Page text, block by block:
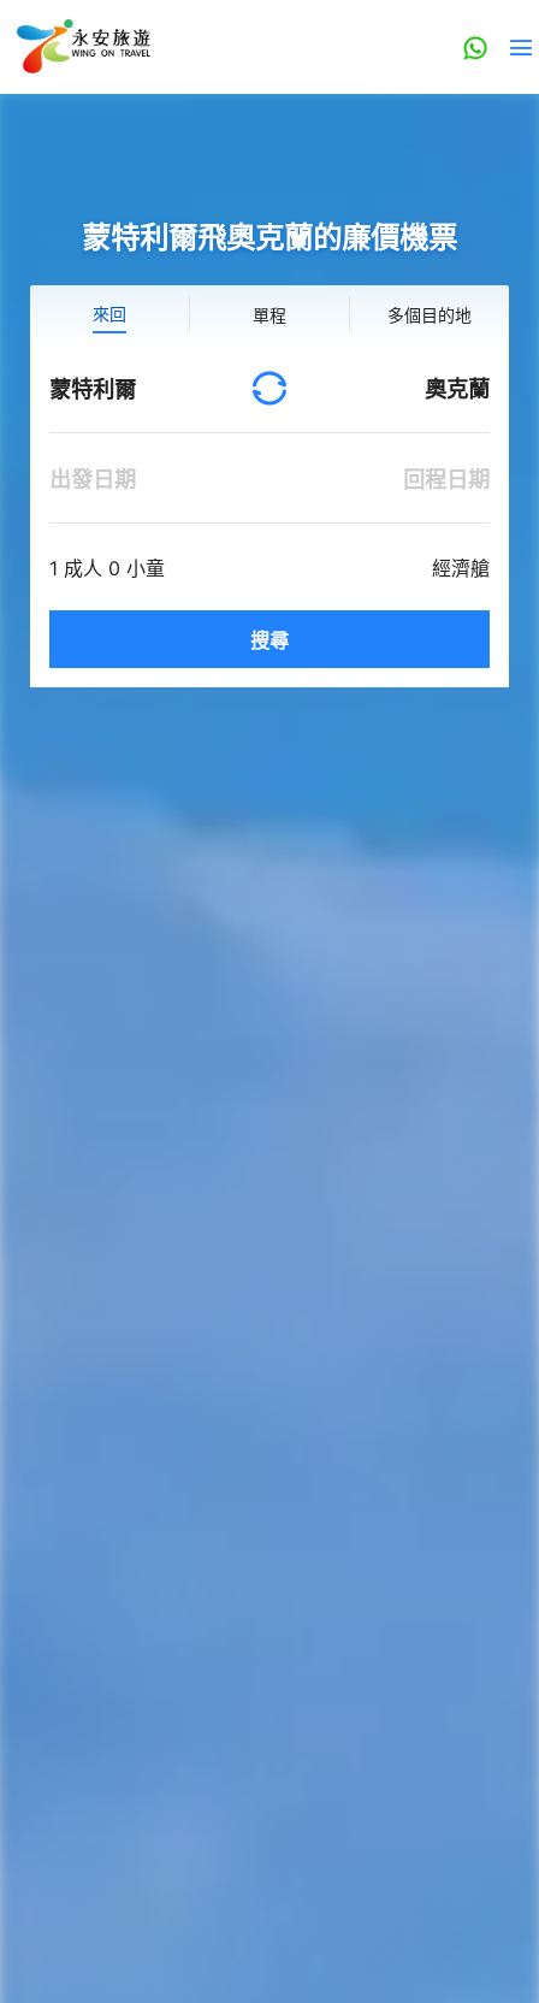
蒙特利爾飛奧克蘭的廉價機票
來回 單程 多個目的地
蒙特利爾 奧克蘭
出發日期 回程日期
1 成人 0 小童 經濟艙
搜尋